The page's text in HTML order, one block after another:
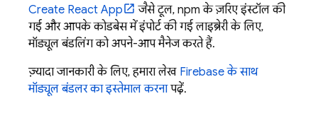
Create React App
जैसे टूल, npm के ज़रिए इंस्टॉल की
गई और आपके कोडबेस में इंपोर्ट की गई लाइब्रेरी के लिए,
मॉड्यूल बंडलिंग को अपने-आप मैनेज करते हैं.
ज़्यादा जानकारी के लिए, हमारा लेख Firebase के साथ
मॉड्यूल बंडलर का इस्तेमाल करनापढ़ें.